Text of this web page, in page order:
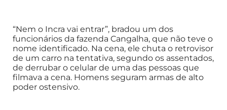
“Nem o Incra vai entrar”, bradou um dos
funcionários da fazenda Cangalha, que não teve o
nome identificado. Na cena, ele chuta o retrovisor
de um carro na tentativa, segundo os assentados,
de derrubar o celular de uma das pessoas que
filmava a cena. Homens seguram armas de alto
poder ostensivo.